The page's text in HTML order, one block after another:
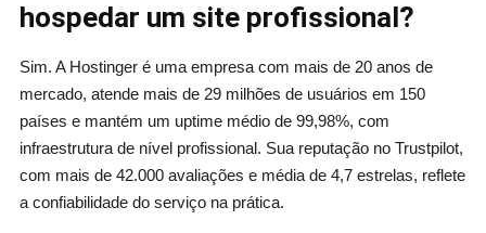
hospedar um site profissional?
Sim. A Hostinger é uma empresa com mais de 20 anos de
mercado, atende mais de 29 milhões de usuários em 150
países e mantém um uptime médio de 99,98%, com
infraestrutura de nível profissional. Sua reputação no Trustpilot,
com mais de 42.000 avaliações e média de 4,7 estrelas, reflete
a confiabilidade do serviço na prática.